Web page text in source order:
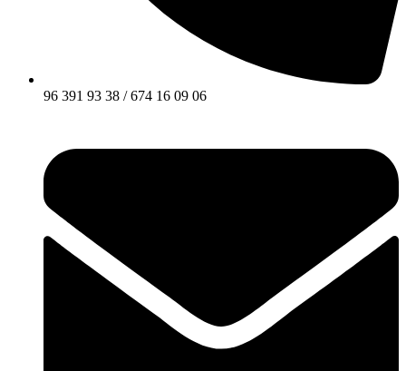
96 391 93 38 / 674 16 09 06